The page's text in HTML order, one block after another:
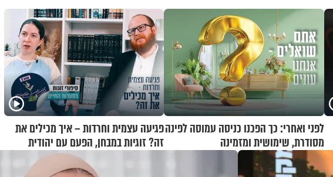
לפני ואחרי: כך הפכנו כניסה עמוסה לפינה
מסודרת, שימושית ומזמינה
פגיעה עצמית וחרדות – איך מכילים את
זה? זוגיות במבחן, הפעם עם יהודית